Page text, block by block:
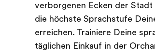
verborgenen Ecken der
die höchste Sprachstufe
erreichen. Trainiere Deine
täglichen Einkauf in der